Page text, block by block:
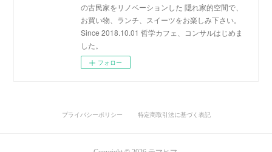
の古民家をリノベーションした 隠れ家的空間で、
お買い物、ランチ、スイーツをお楽しみ下さい。
Since 2018.10.01 哲学カフェ、コンサルはじめま
した。
フォロー
プライバシーポリシー 特定商取引法に基づく表記